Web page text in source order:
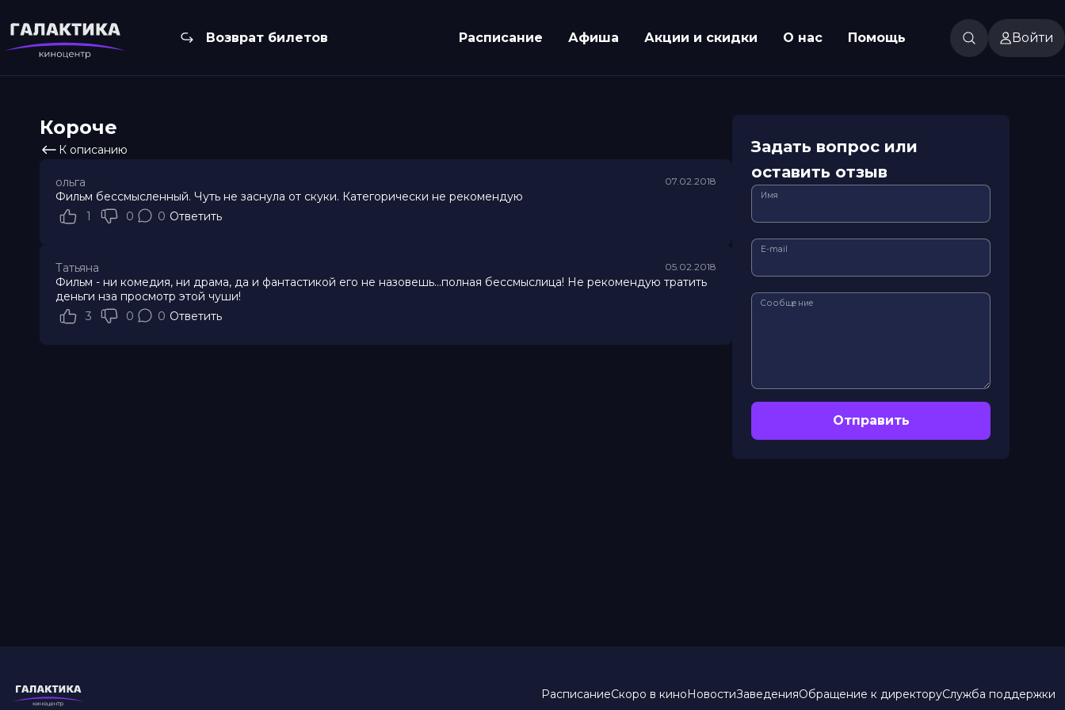
Возврат билетов Расписание Афиша Акции и скидки О нас Помощь Войти
Короче
К описанию
ольга 07.02.2018
Фильм бессмысленный. Чуть не заснула от скуки. Категорически не рекомендую
1
0 0 Ответить
Татьяна 05.02.2018
Фильм - ни комедия, ни драма, да и фантастикой его не назовешь...полная бессмыслица! Не рекомендую тратить
деньги нза просмотр этой чуши!
3
0 0 Ответить
Задать вопрос или
оставить отзыв
Имя
E-mail
Сообщение
Отправить
РасписаниеСкоро в киноНовостиЗаведенияОбращение к директоруСлужба поддержки